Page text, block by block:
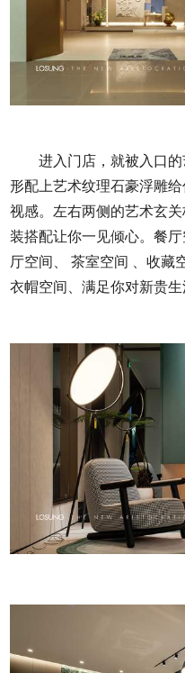
进入门店，就被入口
形配上艺术纹理石豪浮雕
视感。左右两侧的艺术玄
装搭配让你一见倾心。餐
厅空间、 茶室空间 、收藏
衣帽空间、满足你对新贵生